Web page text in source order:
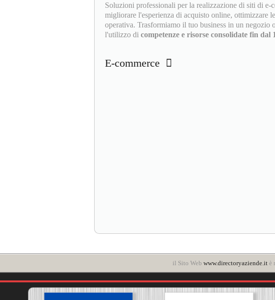
Soluzioni professionali per la realizzazione di siti di e-
migliorare l'esperienza di acquisto online, ottimizzare
operativa. Trasformiamo il tuo business in un negozio
l'utilizzo di competenze e risorse consolidate fin dal
E-commerce
il Sito Web www.directoryaziende.it è